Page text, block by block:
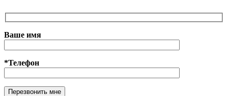
Ваше имя
*Телефон
Оставьте это поле пустым.